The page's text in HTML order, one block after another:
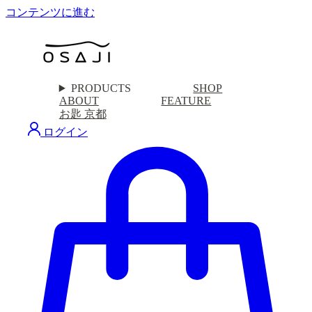
コンテンツに進む
PRODUCTS
SHOP
ABOUT
FEATURE
お匙 京都
ログイン